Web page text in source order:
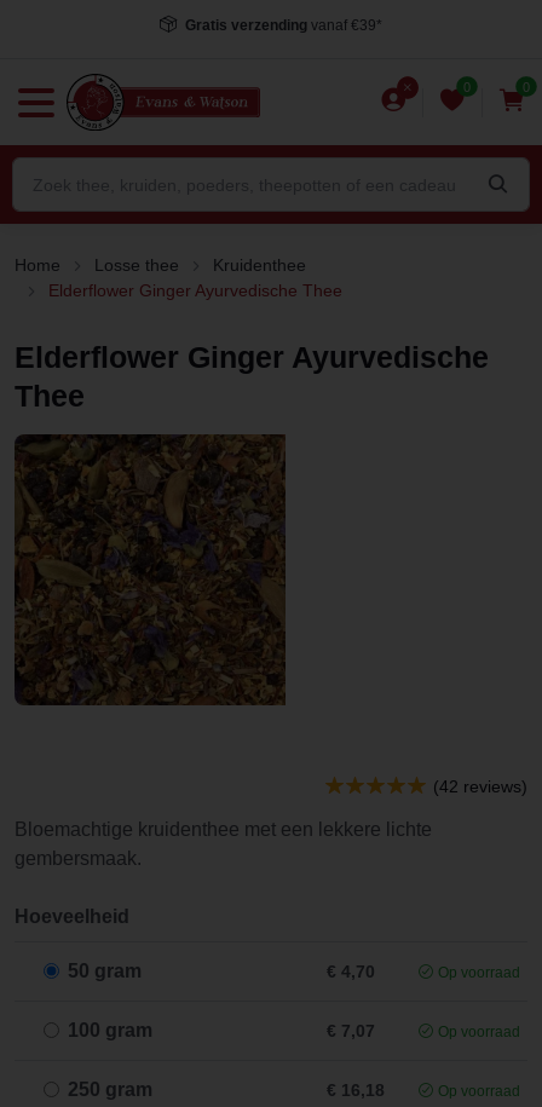
Gratis verzending vanaf €39*
0 0
Home Losse thee
Kruidenthee
Elderflower Ginger Ayurvedische Thee
Elderflower Ginger Ayurvedische
Thee
(42 reviews)
Bloemachtige kruidenthee met een lekkere lichte
gembersmaak.
Hoeveelheid
50 gram € 4,70 Op voorraad
100 gram € 7,07 Op voorraad
250 gram € 16,18 Op voorraad